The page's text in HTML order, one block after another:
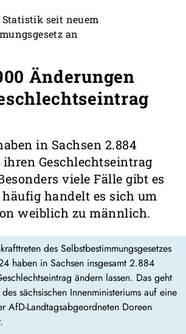
seit neuem
an
Änderungen
in Sachsen 2.884
Geschlechtseintrag
viele Fälle gibt es
handelt es sich um
weiblich zu männlich.
des Selbstbestimmungsgesetzes
haben in Sachsen insgesamt 2.884
ändern lassen. Das geht
sächsischen Innenministeriums auf eine
AfD-Landtagsabgeordneten Doreen